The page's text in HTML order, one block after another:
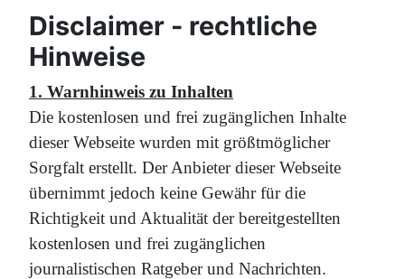
Disclaimer - rechtliche
Hinweise
1. Warnhinweis zu Inhalten
Die kostenlosen und frei zugänglichen Inhalte
dieser Webseite wurden mit größtmöglicher
Sorgfalt erstellt. Der Anbieter dieser Webseite
übernimmt jedoch keine Gewähr für die
Richtigkeit und Aktualität der bereitgestellten
kostenlosen und frei zugänglichen
journalistischen Ratgeber und Nachrichten.